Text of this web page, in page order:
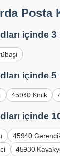
Posta
içinde 3
içinde 5
45930 Kinik
içinde
45940
45930